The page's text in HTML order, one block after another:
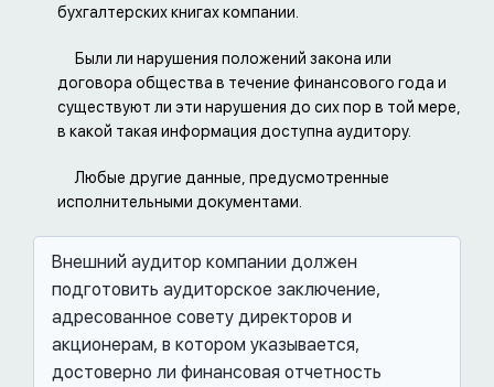
бухгалтерских книгах компании.
Были ли нарушения положений закона или
договора общества в течение финансового года и
существуют ли эти нарушения до сих пор в той мере,
в какой такая информация доступна аудитору.
Любые другие данные, предусмотренные
исполнительными документами.
Внешний аудитор компании должен
подготовить аудиторское заключение,
адресованное совету директоров и
акционерам, в котором указывается,
достоверно ли финансовая отчетность